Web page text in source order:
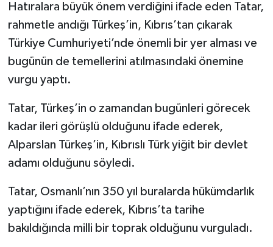
Hatıralara büyük önem verdiğini ifade eden Tatar,
rahmetle andığı Türkeş’in, Kıbrıs’tan çıkarak
Türkiye Cumhuriyeti’nde önemli bir yer alması ve
bugünün de temellerini atılmasındaki önemine
vurgu yaptı.
Tatar, Türkeş’in o zamandan bugünleri görecek
kadar ileri görüşlü olduğunu ifade ederek,
Alparslan Türkeş’in, Kıbrıslı Türk yiğit bir devlet
adamı olduğunu söyledi.
Tatar, Osmanlı’nın 350 yıl buralarda hükümdarlık
yaptığını ifade ederek, Kıbrıs’ta tarihe
bakıldığında milli bir toprak olduğunu vurguladı.